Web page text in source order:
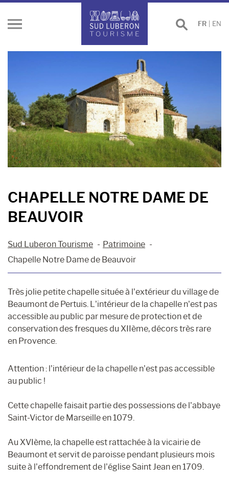
Ouvrir
Effectuer
une
FR EN
CHAPELLE NOTRE DAME DE
BEAUVOIR
Sud Luberon Tourisme
Patrimoine
Chapelle Notre Dame de Beauvoir
Très jolie petite chapelle située à l’extérieur du village de
Beaumont de Pertuis. L’intérieur de la chapelle n’est pas
accessible au public par mesure de protection et de
conservation des fresques du XIIème, décors très rare
en Provence.
Attention : l’intérieur de la chapelle n’est pas accessible
au public !
Cette chapelle faisait partie des possessions de l’abbaye
Saint-Victor de Marseille en 1079.
Au XVIème, la chapelle est rattachée à la vicairie de
Beaumont et servit de paroisse pendant plusieurs mois
suite à l’effondrement de l’église Saint Jean en 1709.